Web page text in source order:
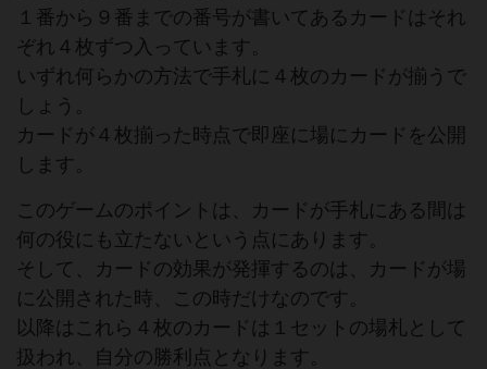
１番から９番までの番号が書いてあるカードはそれ
ぞれ４枚ずつ入っています。
いずれ何らかの方法で手札に４枚のカードが揃うで
しょう。
カードが４枚揃った時点で即座に場にカードを公開
します。
このゲームのポイントは、カードが手札にある間は
何の役にも立たないという点にあります。
そして、カードの効果が発揮するのは、カードが場
に公開された時、この時だけなのです。
以降はこれら４枚のカードは１セットの場札として
扱われ、自分の勝利点となります。